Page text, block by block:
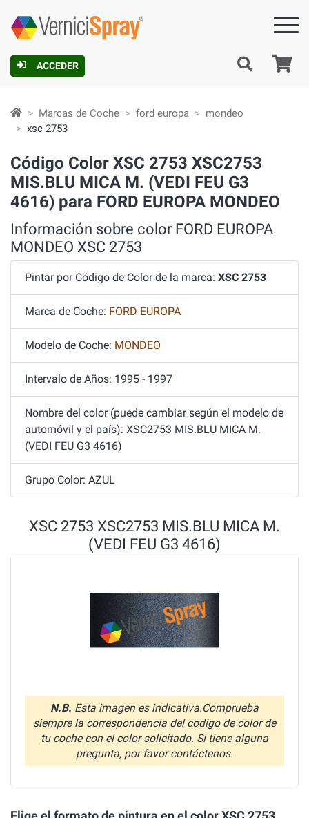
ACCEDER
Marcas de Coche ford europa
mondeo
xsc 2753
Código Color XSC 2753 XSC2753
MIS.BLU MICA M. (VEDI FEU G3
4616) para FORD EUROPA MONDEO
Información sobre color FORD EUROPA
MONDEO XSC 2753
Pintar por Código de Color de la marca: XSC 2753
Marca de Coche: FORD EUROPA
Modelo de Coche: MONDEO
Intervalo de Años: 1995 - 1997
Nombre del color (puede cambiar según el modelo de
automóvil y el país): XSC2753 MIS.BLU MICA M.
(VEDI FEU G3 4616)
Grupo Color: AZUL
XSC 2753 XSC2753 MIS.BLU MICA M.
(VEDI FEU G3 4616)
N.B. Esta imagen es indicativa.Comprueba
siempre la correspondencia del codigo de color de
tu coche con el color solicitado. Si tiene alguna
pregunta, por favor contáctenos.